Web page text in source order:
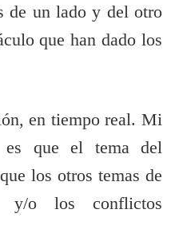
de un lado y del otro
que han dado los
en tiempo real. Mi
es que el tema del
los otros temas de
y/o los conflictos